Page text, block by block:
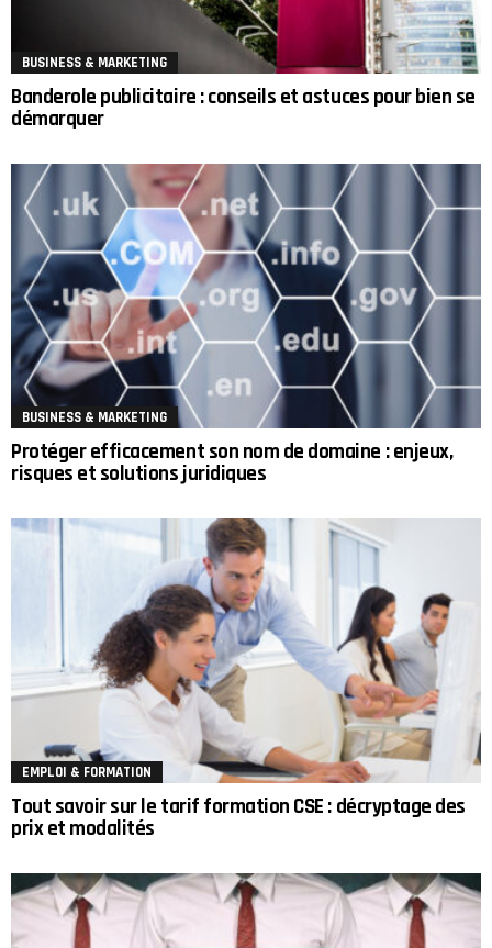
BUSINESS & MARKETING
Banderole publicitaire : conseils et astuces pour bien se
démarquer
BUSINESS & MARKETING
Protéger efficacement son nom de domaine : enjeux,
risques et solutions juridiques
EMPLOI & FORMATION
Tout savoir sur le tarif formation CSE : décryptage des
prix et modalités